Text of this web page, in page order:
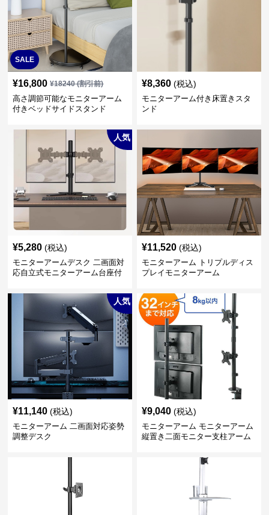
SALE
¥16,800 ¥18240(割引前)
高さ調節可能なモニターアーム
付きベッドサイドスタンド
¥8,360 (税込)
モニターアーム付き床置きスタ
ンド
人気
¥5,280 (税込)
モニターアームデスク 二画面対
応自立式モニターアーム台座付
¥11,520 (税込)
モニターアーム トリプルディス
プレイモニターアーム
人気
¥11,140 (税込)
モニターアーム 二画面対応姿勢
調整デスク
¥9,040 (税込)
モニターアーム モニターアーム
縦置き二面モニター支柱アーム